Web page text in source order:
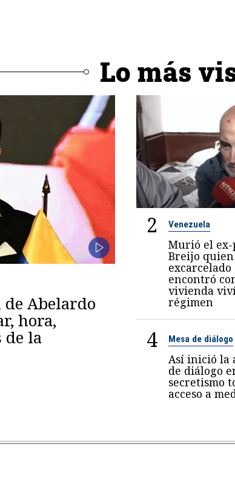
Lo más
de Abelardo
hora,
la
2 Venezuela
Murió el ex-
Breijo
excarcelado
encontró
vivienda
régimen
4 Mesa de diálogo
Así inició la
de diálogo
secretismo
acceso a